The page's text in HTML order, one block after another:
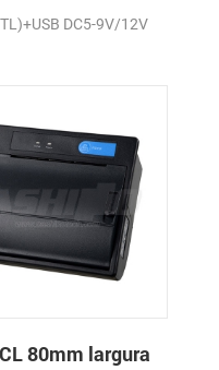
térmica
DC5-9V/12V
80mm largura